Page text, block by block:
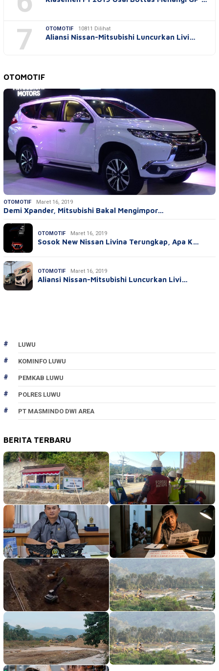
7 OTOMOTIF 10811 Dilihat
Aliansi Nissan-Mitsubishi Luncurkan Livi…
OTOMOTIF
OTOMOTIF Maret 16, 2019
Demi Xpander, Mitsubishi Bakal Mengimpor…
OTOMOTIF Maret 16, 2019
Sosok New Nissan Livina Terungkap, Apa K…
OTOMOTIF Maret 16, 2019
Aliansi Nissan-Mitsubishi Luncurkan Livi…
LUWU
KOMINFO LUWU
PEMKAB LUWU
POLRES LUWU
PT MASMINDO DWI AREA
BERITA TERBARU